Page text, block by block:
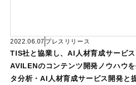
2022.06.07 プレスリリース
TIS社と協業し、AI人材育成サービ
AVILENのコンテンツ開発ノウハウ
タ分析・AI人材育成サービス開発と